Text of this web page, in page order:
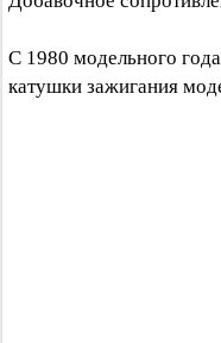
С 1980 модельного
катушки зажигания